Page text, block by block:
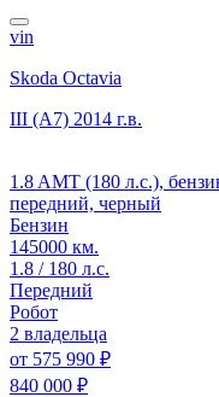
vin
Skoda Octavia
III (A7) 2014 г.в.
1.8 AMT (180 л.с.),
передний, черный
Бензин
145000 км.
1.8 / 180 л.с.
Передний
Робот
2 владельца
от 575 990 ₽
840 000 ₽